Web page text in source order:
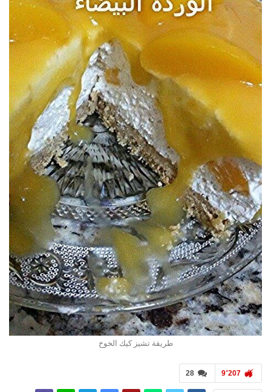
طريقة تشيز كيك الخوخ
28 9٬207